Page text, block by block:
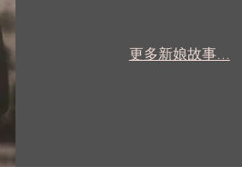
更多新娘故事...